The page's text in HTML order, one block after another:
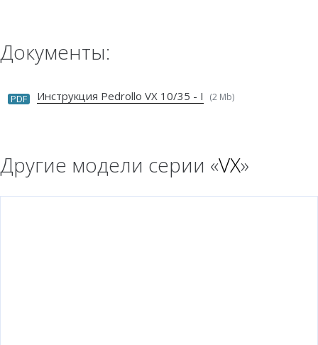
Документы:
PDF Инструкция Pedrollo VX 10/35 - I (2 Mb)
Другие модели серии «VX»